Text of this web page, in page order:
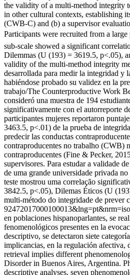
the validity of a multi-method integrity
in other cultural contexts, establishing
(CWB-C) and (b) a supervisor
Participants were recruited from a
sub-scale showed a significant
Dilemmas (U (193) = 3619.5, p<.05),
validity of the multi-method integrity
desarrollada para medir la integridad y
habiéndose probado su validez en la
trabajo/The Counterproductive Work
consideró una muestra de 194
significativamente con el autorreporte
participantes mujeres reportaron
3463.5, p<.01) de la prueba de
predecir las conductas
contraproducentes no trabalho (CWB)
contraproducentes (Fine & Pecker,
supervisores. Para estudar a validade
de uma grande universidade privada
teste mostrou uma correlação
3842.5, p<.05), Dilemas Éticos (U
multi-método do integridade de prever
en poblaciones hispanoparlantes, se
fenomenológicos presentes en la
descriptivo, se detectaron siete
implicancias, en la regulación afectiva,
retrieval implies different
Disorder in Buenos Aires, Argentina.
descriptive analyses, seven